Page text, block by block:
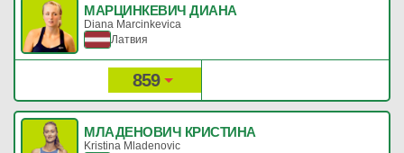
МАРЦИНКЕВИЧ ДИАНА
Diana Marcinkevica
Латвия
859
МЛАДЕНОВИЧ КРИСТИНА
Kristina Mladenovic